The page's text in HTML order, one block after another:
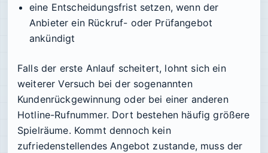
eine Entscheidungsfrist setzen, wenn der
Anbieter ein Rückruf- oder Prüfangebot
ankündigt
Falls der erste Anlauf scheitert, lohnt sich ein
weiterer Versuch bei der sogenannten
Kundenrückgewinnung oder bei einer anderen
Hotline-Rufnummer. Dort bestehen häufig größere
Spielräume. Kommt dennoch kein
zufriedenstellendes Angebot zustande, muss der